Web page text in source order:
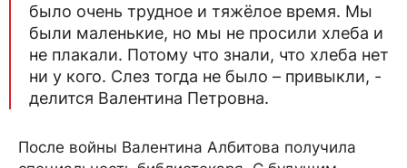
было очень трудное и тяжёлое время. Мы
были маленькие, но мы не просили хлеба и
не плакали. Потому что знали, что хлеба нет
ни у кого. Слез тогда не было – привыкли, -
делится Валентина Петровна.
После войны Валентина Албитова получила